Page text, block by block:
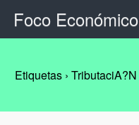
Foco Económico
Etiquetas › TributaciA?n